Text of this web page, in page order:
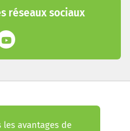
réseaux sociaux
les avantages de